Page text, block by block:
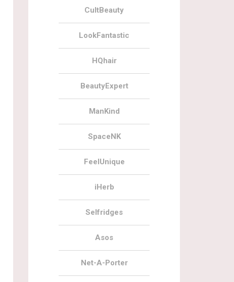
CultBeauty
LookFantastic
HQhair
BeautyExpert
ManKind
SpaceNK
FeelUnique
iHerb
Selfridges
Asos
Net-A-Porter